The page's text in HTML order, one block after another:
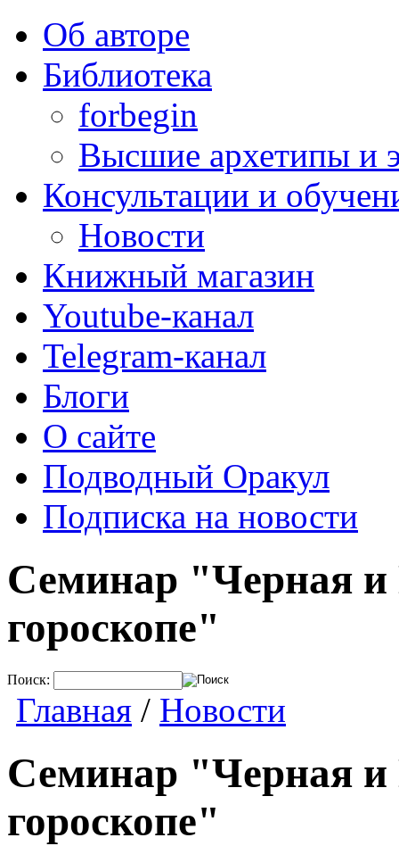
Об авторе
Библиотека
forbegin
Высшие архетипы и
Консультации и
Новости
Книжный магазин
Youtube-канал
Telegram-канал
Блоги
О сайте
Подводный Оракул
Подписка на новости
Семинар "Черная и
гороскопе"
Поиск:
Главная / Новости
Семинар "Черная и
гороскопе"